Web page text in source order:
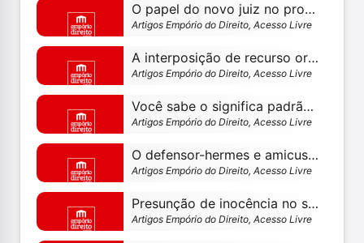
O papel do novo juiz no processo penal
Artigos Empório do Direito, Acesso Livre
A interposição de recurso ordinário constitucional e a capacidade postulatória
Artigos Empório do Direito, Acesso Livre
Você sabe o significa padrão daubert? a questão da junk science no depoimento de especialistas no processo
Artigos Empório do Direito, Acesso Livre
O defensor-hermes e amicus communitas: o 4 de junho e a representação democrática dos necessitados de inclusão discursiva
Artigos Empório do Direito, Acesso Livre
Presunção de inocência no stf: sobre o atropelamento civilista no processo penal e uma possível torpeza(?) judiciária
Artigos Empório do Direito, Acesso Livre